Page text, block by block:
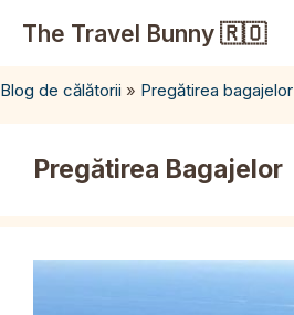
The Travel Bunny 🇷🇴
Blog de călătorii » Pregătirea bagajelor
Pregătirea Bagajelor